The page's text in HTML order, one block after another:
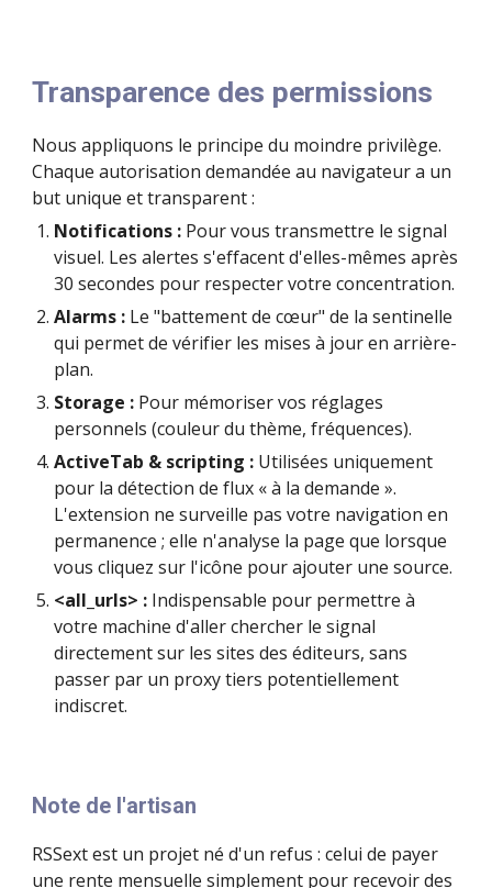
Transparence des permissions
Nous appliquons le principe du moindre privilège.
Chaque autorisation demandée au navigateur a un
but unique et transparent :
Notifications : Pour vous transmettre le signal
visuel. Les alertes s'effacent d'elles-mêmes après
30 secondes pour respecter votre concentration.
Alarms : Le "battement de cœur" de la sentinelle
qui permet de vérifier les mises à jour en arrière-
plan.
Storage : Pour mémoriser vos réglages
personnels (couleur du thème, fréquences).
ActiveTab & scripting : Utilisées uniquement
pour la détection de flux « à la demande ».
L'extension ne surveille pas votre navigation en
permanence ; elle n'analyse la page que lorsque
vous cliquez sur l'icône pour ajouter une source.
<all_urls> : Indispensable pour permettre à
votre machine d'aller chercher le signal
directement sur les sites des éditeurs, sans
passer par un proxy tiers potentiellement
indiscret.
Note de l'artisan
RSSext est un projet né d'un refus : celui de payer
une rente mensuelle simplement pour recevoir des